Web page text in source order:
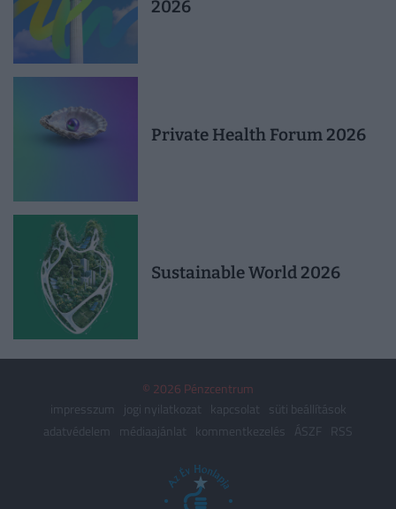
2026
Private Health Forum 2026
Sustainable World 2026
© 2026 Pénzcentrum
impresszum
jogi nyilatkozat kapcsolat
süti beállítások
adatvédelem
médiaajánlat kommentkezelés ÁSZF RSS